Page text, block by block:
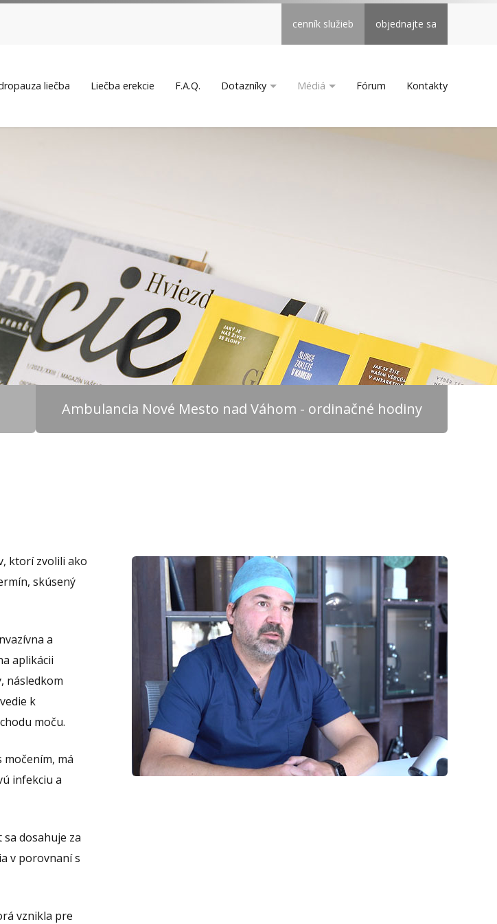
cenník služieb objednajte sa
liečba Liečba erekcie F.A.Q. Dotazníky Médiá Fórum Kontakty
Ambulancia Nové Mesto nad Váhom - ordinačné hodiny
ktorí zvolili ako
skúsený
a
aplikácii
následkom
k
moču.
má
infekciu a
dosahuje za
v porovnaní s
vznikla pre